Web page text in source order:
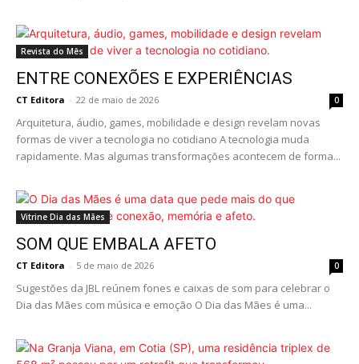
Revista do Mês
ENTRE CONEXÕES E EXPERIÊNCIAS
CT Editora - 22 de maio de 2026 0
Arquitetura, áudio, games, mobilidade e design revelam novas
formas de viver a tecnologia no cotidiano A tecnologia muda
rapidamente. Mas algumas transformações acontecem de forma...
Vitrine Dia das Mães
SOM QUE EMBALA AFETO
CT Editora - 5 de maio de 2026 0
Sugestões da JBL reúnem fones e caixas de som para celebrar o
Dia das Mães com música e emoção O Dia das Mães é uma...